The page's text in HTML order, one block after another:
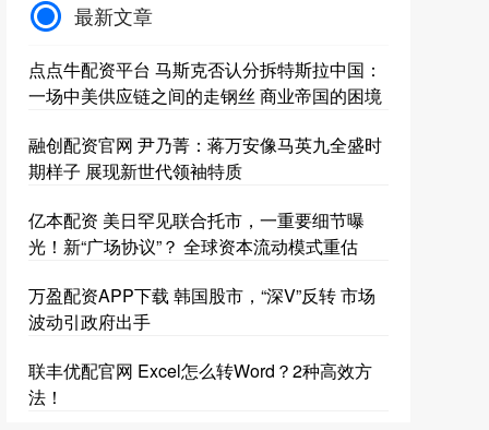
最新文章
点点牛配资平台 马斯克否认分拆特斯拉中国：
一场中美供应链之间的走钢丝 商业帝国的困境
融创配资官网 尹乃菁：蒋万安像马英九全盛时
期样子 展现新世代领袖特质
亿本配资 美日罕见联合托市，一重要细节曝
光！新“广场协议”？ 全球资本流动模式重估
万盈配资APP下载 韩国股市，“深V”反转 市场
波动引政府出手
联丰优配官网 Excel怎么转Word？2种高效方
法！